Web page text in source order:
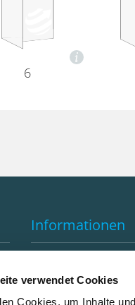
verwendet Cookies
Cookies, um Inhalte
6
Informationen
Versand
Klimaneutral drucken